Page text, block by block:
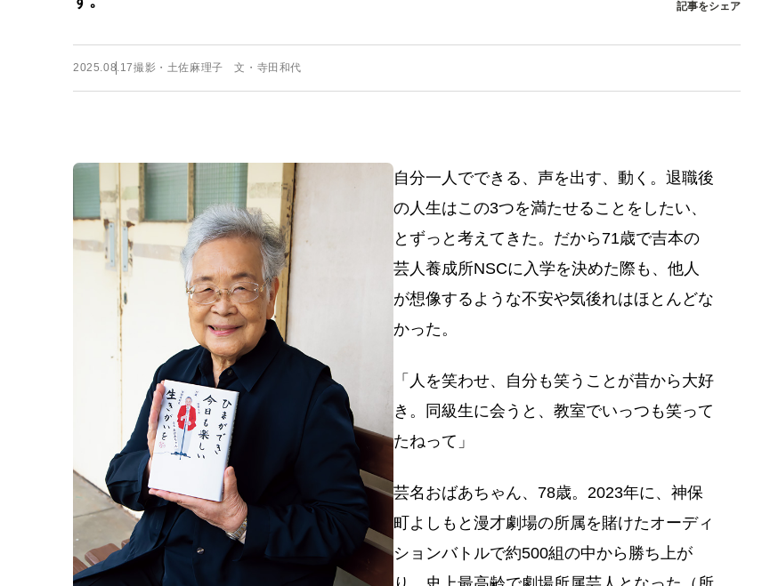
記事をシェア
2025.08.17撮影・土佐麻理子 文・寺田和代
自分一人でできる、声を出す、動く。退職後
の人生はこの3つを満たせることをしたい、
とずっと考えてきた。だから71歳で吉本の
芸人養成所NSCに入学を決めた際も、他人
が想像するような不安や気後れはほとんどな
かった。
「人を笑わせ、自分も笑うことが昔から大好
き。同級生に会うと、教室でいっつも笑って
たねって」
芸名おばあちゃん、78歳。2023年に、神保
町よしもと漫才劇場の所属を賭けたオーディ
ションバトルで約500組の中から勝ち上が